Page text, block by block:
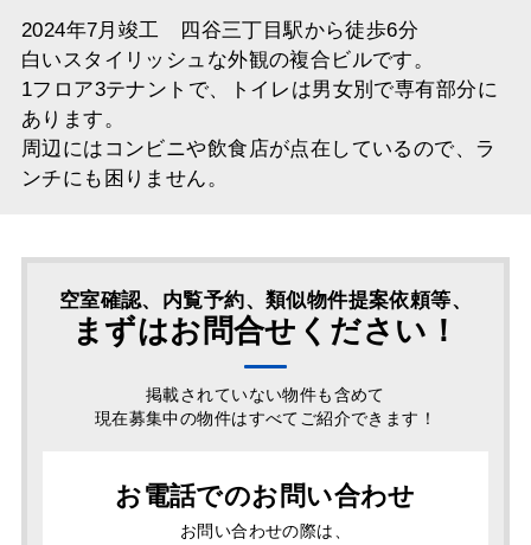
2024年7月竣工 四谷三丁目駅から徒歩6分
白いスタイリッシュな外観の複合ビルです。
1フロア3テナントで、トイレは男女別で専有部分に
あります。
周辺にはコンビニや飲食店が点在しているので、ラ
ンチにも困りません。
空室確認、内覧予約、類似物件提案依頼等、
まずはお問合せください！
掲載されていない物件も含めて
現在募集中の物件はすべてご紹介できます！
お電話でのお問い合わせ
お問い合わせの際は、